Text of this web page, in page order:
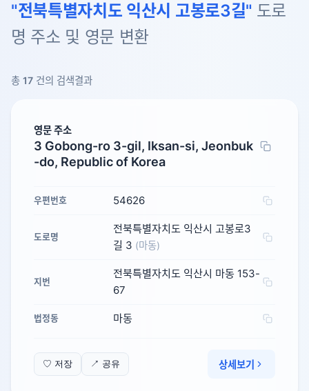
"전북특별자치도 익산시 고봉로3길" 도로
명 주소 및 영문 변환
총 17 건의 검색결과
영문 주소
3 Gobong-ro 3-gil, Iksan-si, Jeonbuk
-do, Republic of Korea
우편번호 54626
도로명
전북특별자치도 익산시 고봉로3
길 3 (마동)
지번
전북특별자치도 익산시 마동 153-
67
법정동 마동
♡ 저장 ↗ 공유 상세보기